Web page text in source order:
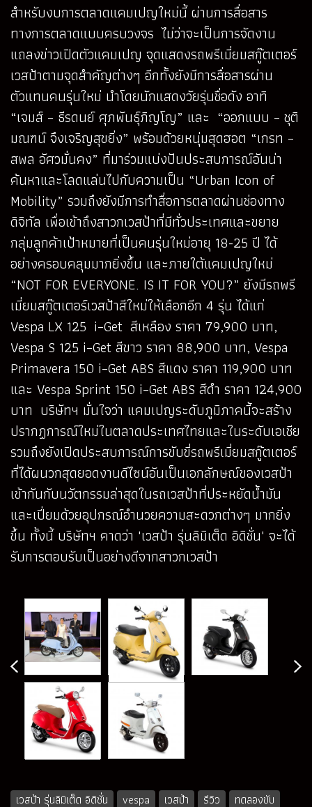
สำหรับงบการตลาดแคมเปญใหม่นี้ ผ่านการสื่อสาร
ทางการตลาดแบบครบวงจร ไม่ว่าจะเป็นการจัดงาน
แถลงข่าวเปิดตัวแคมเปญ จุดแสดงรถพรีเมี่ยมสกู๊ตเตอร์
เวสป้าตามจุดสำคัญต่างๆ อีกทั้งยังมีการสื่อสารผ่าน
ตัวแทนคนรุ่นใหม่ นำโดยนักแสดงวัยรุ่นชื่อดัง อาทิ
“เจมส์ – ธีรดนย์ ศุภพันธุ์ภิญโญ” และ “ออกแบบ – ชุติ
มณฑน์ จึงเจริญสุขยิ่ง” พร้อมด้วยหนุ่มสุดฮอต “เกรท –
สพล อัศวมั่นคง” ที่มาร่วมแบ่งปันประสบการณ์อันน่า
ค้นหาและโลดแล่นไปกับความเป็น “Urban Icon of
Mobility” รวมถึงยังมีการทำสื่อการตลาดผ่านช่องทาง
ดิจิทัล เพื่อเข้าถึงสาวกเวสป้าที่มีทั่วประเทศและขยาย
กลุ่มลูกค้าเป้าหมายที่เป็นคนรุ่นใหม่อายุ 18-25 ปี ได้
อย่างครอบคลุมมากยิ่งขึ้น และภายใต้แคมเปญใหม่
“NOT FOR EVERYONE. IS IT FOR YOU?” ยังมีรถพรี
เมี่ยมสกู๊ตเตอร์เวสป้าสีใหม่ให้เลือกอีก 4 รุ่น ได้แก่
Vespa LX 125 i–Get สีเหลือง ราคา 79,900 บาท,
Vespa S 125 i–Get สีขาว ราคา 88,900 บาท, Vespa
Primavera 150 i–Get ABS สีแดง ราคา 119,900 บาท
และ Vespa Sprint 150 i–Get ABS สีดำ ราคา 124,900
บาท บริษัทฯ มั่นใจว่า แคมเปญระดับภูมิภาคนี้จะสร้าง
ปรากฏการณ์ใหม่ในตลาดประเทศไทยและในระดับเอเชีย
รวมถึงยังเปิดประสบการณ์การขับขี่รถพรีเมี่ยมสกู๊ตเตอร์
ที่ได้ผนวกสุดยอดงานดีไซน์อันเป็นเอกลักษณ์ของเวสป้า
เข้ากันกับนวัตกรรมล่าสุดในรถเวสป้าที่ประหยัดน้ำมัน
และเปี่ยมด้วยอุปกรณ์อำนวยความสะดวกต่างๆ มากยิ่ง
ขึ้น ทั้งนี้ บริษัทฯ คาดว่า 'เวสป้า รุ่นลิมิเต็ด อิดิชั่น' จะได้
รับการตอบรับเป็นอย่างดีจากสาวกเวสป้า
เวสป้า รุ่นลิมิเต็ด อิดิชั่น vespa เวสป้า รีวิว
ทดลองขับ